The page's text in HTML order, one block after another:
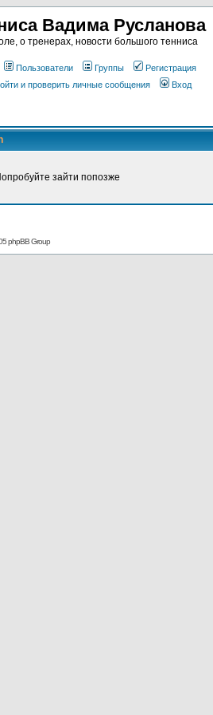
Вадима Русланова
о тренерах, новости большого тенниса
Пользователи Группы
Регистрация
и проверить личные сообщения Вход
зайти попозже
phpBB Group